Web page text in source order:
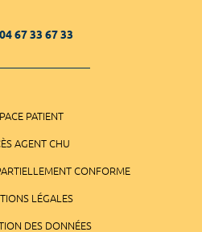
04 67 33 67 33
PATIENT
AGENT CHU
CONFORME
LÉGALES
DES DONNÉES